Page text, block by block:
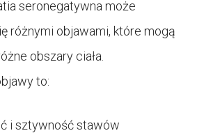
seronegatywna może
różnymi objawami, które mogą
obszary ciała.
to:
i sztywność stawów